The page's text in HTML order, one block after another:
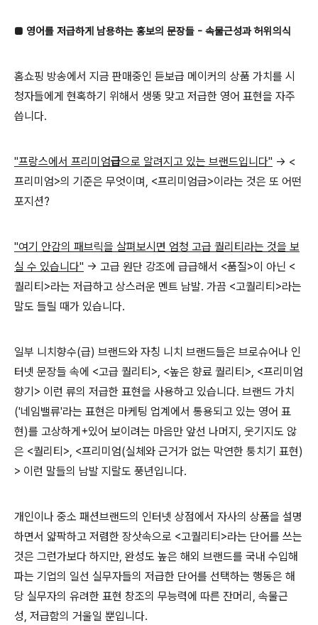
■ 영어를 저급하게 남용하는 홍보의 문장들 - 속물근성과 허위의식
홈쇼핑 방송에서 지금 판매중인 듣보급 메이커의 상품 가치를 시
청자들에게 현혹하기 위해서 생뚱 맞고 저급한 영어 표현을 자주
씁니다.
"프랑스에서 프리미엄급으로 알려지고 있는 브랜드입니다" → <
프리미엄>의 기준은 무엇이며, <프리미엄급>이라는 것은 또 어떤
포지션?
"여기 안감의 패브릭을 살펴보시면 엄청 고급 퀄리티라는 것을 보
실 수 있습니다" → 고급 원단 강조에 급급해서 <품질>이 아닌 <
퀄리티>라는 저급하고 상스러운 멘트 남발. 가끔 <고퀄리티>라는
말도 들릴 때가 있습니다.
일부 니치향수(급) 브랜드와 자칭 니치 브랜드들은 브로슈어나 인
터넷 문장들 속에 <고급 퀄리티>, <높은 향료 퀄리티>, <프리미엄
향기> 이런 류의 저급한 표현을 사용하고 있습니다. 브랜드 가치
('네임밸류'라는 표현은 마케팅 업계에서 통용되고 있는 영어 표
현)를 고상하게+있어 보이려는 마음만 앞선 나머지, 웃기지도 않
은 <퀄리티>, <프리미엄(실체와 근거가 없는 막연한 퉁치기 표현)
> 이런 말들의 남발 지랄도 풍년입니다.
개인이나 중소 패션브랜드의 인터넷 상점에서 자사의 상품을 설명
하면서 얇팍하고 저렴한 장삿속으로 <고퀄리티>라는 단어를 쓰는
것은 그런가보다 하지만, 완성도 높은 해외 브랜드를 국내 수입해
파는 기업의 일선 실무자들의 저급한 단어를 선택하는 행동은 해
당 실무자의 유려한 표현 창조의 무능력에 따른 잔머리, 속물근
성, 저급함의 거울일 뿐입니다.